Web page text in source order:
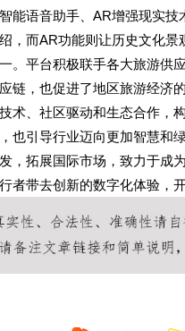
能语音助手、AR增强现实
，而AR功能则让历史文化
。平台积极联手各大旅游供
链，也促进了地区旅游经济
术、社区驱动和生态合作，
也引导行业迈向更加智慧和
，拓展国际市场，致力于成
者带去创新的数字化体验，